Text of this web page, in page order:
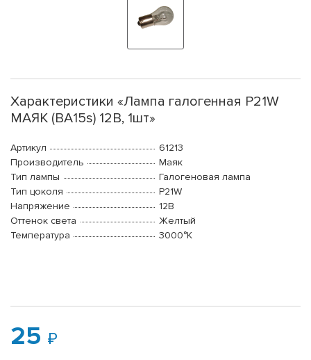
Характеристики «Лампа галогенная P21W
МАЯК (BA15s) 12В, 1шт»
Артикул
61213
Производитель
Маяк
Тип лампы
Галогеновая лампа
Тип цоколя
P21W
Напряжение
12В
Оттенок света
Желтый
Температура
3000°K
25